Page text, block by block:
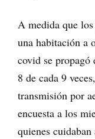
A medida que
una habitación a
covid se propagó
8 de cada 9
transmisión por
encuesta a los
quienes